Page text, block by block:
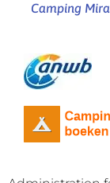
Camping